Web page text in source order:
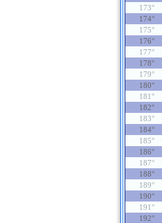
173°
174°
175°
176°
177°
178°
179°
180°
181°
182°
183°
184°
185°
186°
187°
188°
189°
190°
191°
192°